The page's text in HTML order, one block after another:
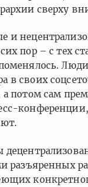
сверху
и
пор – с тех
в своих
потом сам
разъяренных